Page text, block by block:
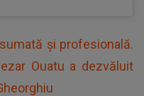
și profesională.
Ouatu a dezvăluit